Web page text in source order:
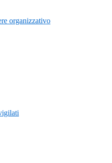
organizzativo